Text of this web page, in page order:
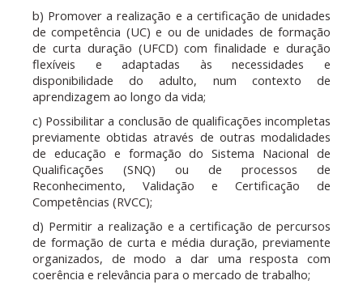
b) Promover a realização e a certificação de unidades
de competência (UC) e ou de unidades de formação
de curta duração (UFCD) com finalidade e duração
flexíveis e adaptadas às necessidades e
disponibilidade do adulto, num contexto de
aprendizagem ao longo da vida;
c) Possibilitar a conclusão de qualificações incompletas
previamente obtidas através de outras modalidades
de educação e formação do Sistema Nacional de
Qualificações (SNQ) ou de processos de
Reconhecimento, Validação e Certificação de
Competências (RVCC);
d) Permitir a realização e a certificação de percursos
de formação de curta e média duração, previamente
organizados, de modo a dar uma resposta com
coerência e relevância para o mercado de trabalho;